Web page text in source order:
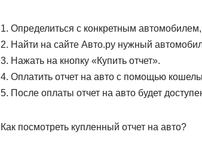
1. Определиться с конкретным автомобилем,
2. Найти на сайте Авто.ру нужный
3. Нажать на кнопку «Купить отчет».
4. Оплатить отчет на авто с помощью
5. После оплаты отчет на авто будет
Как посмотреть купленный отчет на авто?